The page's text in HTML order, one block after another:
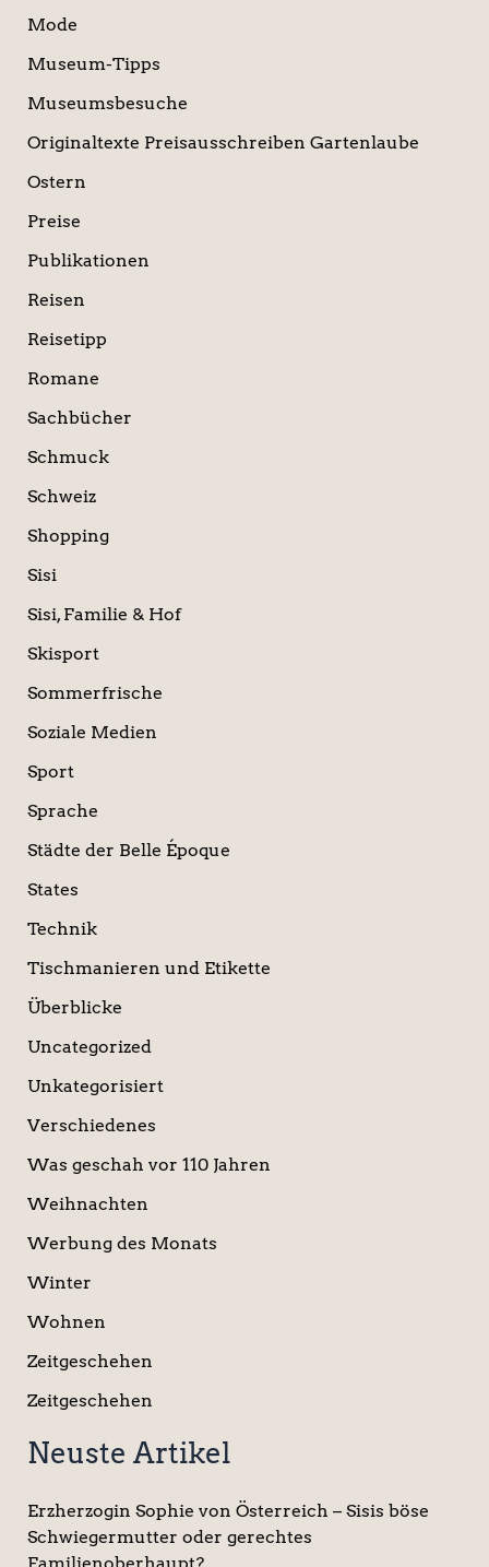
Mode
Museum-Tipps
Museumsbesuche
Originaltexte Preisausschreiben Gartenlaube
Ostern
Preise
Publikationen
Reisen
Reisetipp
Romane
Sachbücher
Schmuck
Schweiz
Shopping
Sisi
Sisi, Familie & Hof
Skisport
Sommerfrische
Soziale Medien
Sport
Sprache
Städte der Belle Époque
States
Technik
Tischmanieren und Etikette
Überblicke
Uncategorized
Unkategorisiert
Verschiedenes
Was geschah vor 110 Jahren
Weihnachten
Werbung des Monats
Winter
Wohnen
Zeitgeschehen
Zeitgeschehen
Neuste Artikel
Erzherzogin Sophie von Österreich – Sisis böse
Schwiegermutter oder gerechtes